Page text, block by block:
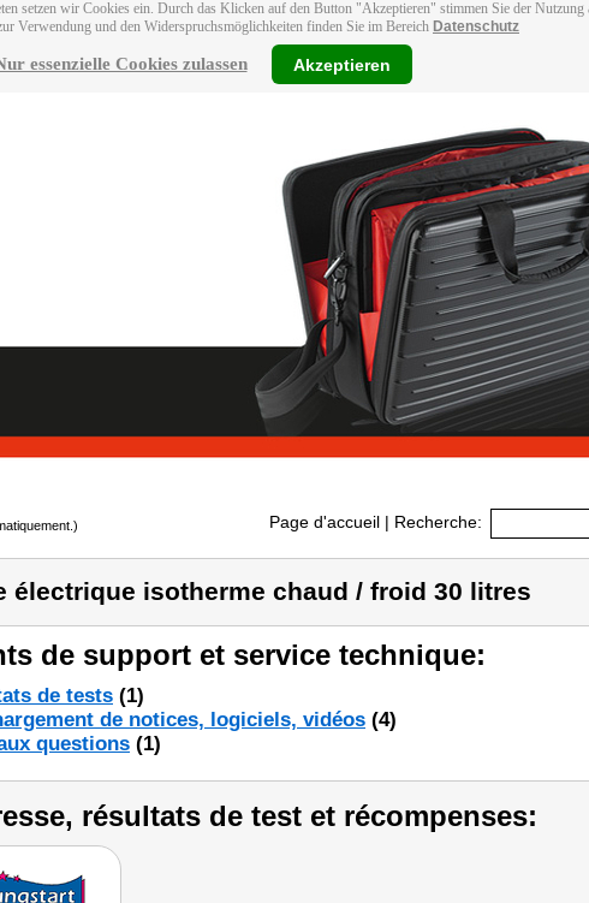
setzen wir Cookies ein. Durch das Klicken auf den Button "Akzeptieren" stimmen Sie der
Verwendung und den Widerspruchsmöglichkeiten finden Sie im Bereich Datenschutz
essenzielle Cookies zulassen Akzeptieren
Page d'accueil | Recherche:
électrique isotherme chaud / froid 30 litres
de support et service technique:
de tests (1)
de notices, logiciels, vidéos (4)
questions (1)
résultats de test et récompenses: